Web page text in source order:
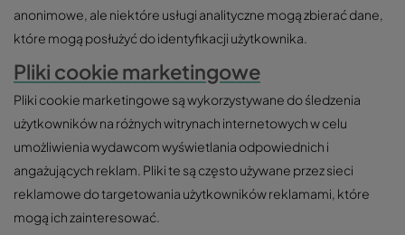
anonimowe, ale niektóre usługi analityczne mogą zbierać dane,
które mogą posłużyć do identyfikacji użytkownika.
Pliki cookie marketingowe
Pliki cookie marketingowe są wykorzystywane do śledzenia
użytkowników na różnych witrynach internetowych w celu
umożliwienia wydawcom wyświetlania odpowiednich i
angażujących reklam. Pliki te są często używane przez sieci
reklamowe do targetowania użytkowników reklamami, które
mogą ich zainteresować.